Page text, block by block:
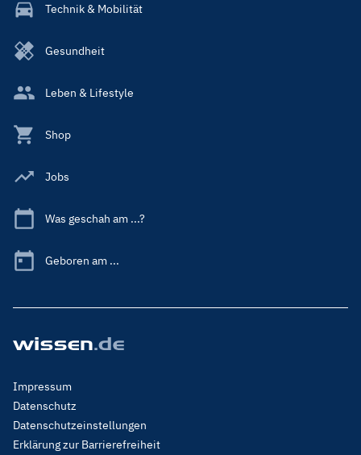
Technik & Mobilität
Gesundheit
Leben & Lifestyle
Shop
Jobs
Was geschah am ...?
Geboren am ...
Footer
Menu
Legal
Impressum
Datenschutz
Datenschutzeinstellungen
Erklärung zur Barrierefreiheit